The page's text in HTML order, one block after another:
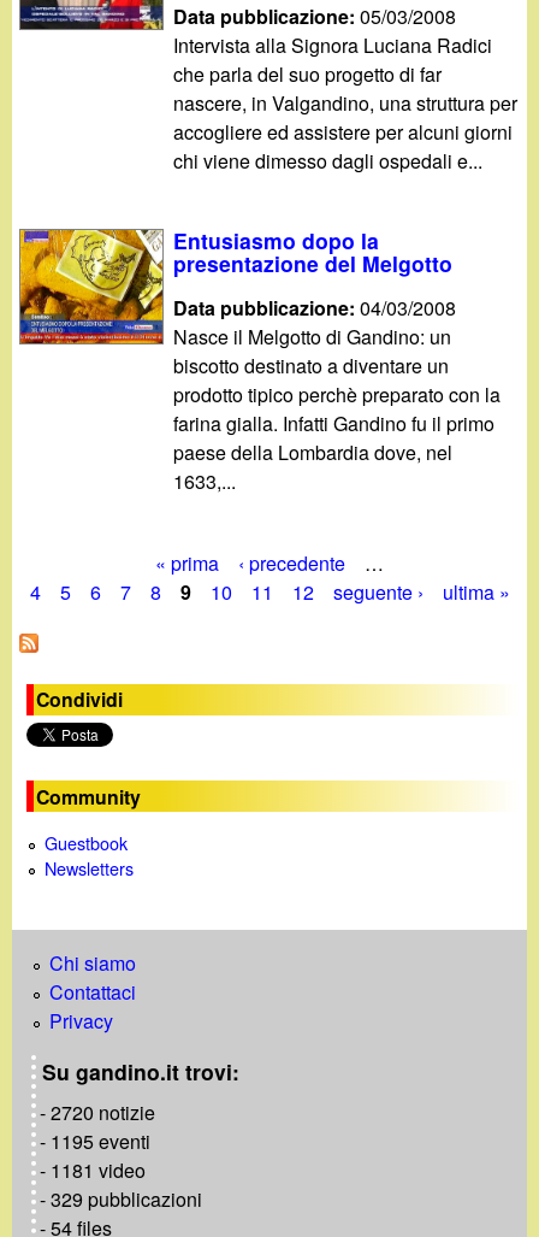
Data pubblicazione:05/03/2008
Intervista alla Signora Luciana Radici
che parla del suo progetto di far
nascere, in Valgandino, una struttura per
accogliere ed assistere per alcuni giorni
chi viene dimesso dagli ospedali e...
Entusiasmo dopo la
presentazione del Melgotto
Data pubblicazione:04/03/2008
Nasce il Melgotto di Gandino: un
biscotto destinato a diventare un
prodotto tipico perchè preparato con la
farina gialla. Infatti Gandino fu il primo
paese della Lombardia dove, nel
1633,...
P
a
g
i
n
e
« prima ‹ precedente
…
4
5 6 7 8 9 10 11 12 seguente › ultima »
Condividi
Community
Guestbook
Newsletters
Chi siamo
Contattaci
Privacy
Su gandino.it trovi:
- 2720 notizie
- 1195 eventi
- 1181 video
- 329 pubblicazioni
- 54 files